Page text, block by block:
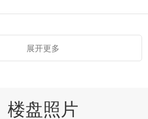
展开更多
楼盘照片